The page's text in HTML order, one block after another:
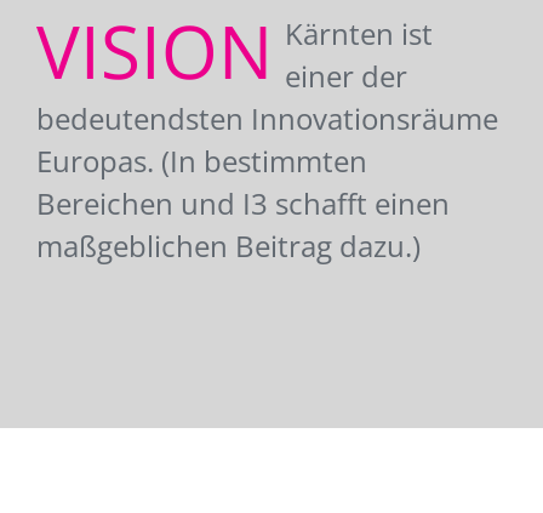
VISION Kärnten ist
einer der
bedeutendsten Innovationsräume
Europas. (In bestimmten
Bereichen und I3 schafft einen
maßgeblichen Beitrag dazu.)